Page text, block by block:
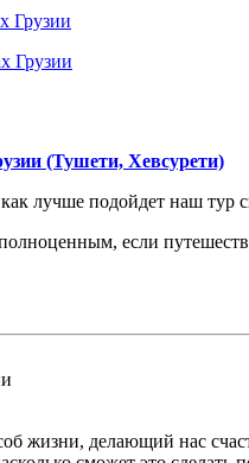
(Тушети, Хевсурети)
лучше подойдет наш
если
жизни, делающий нас